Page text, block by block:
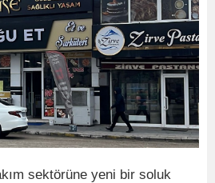
sektörüne yeni bir soluk